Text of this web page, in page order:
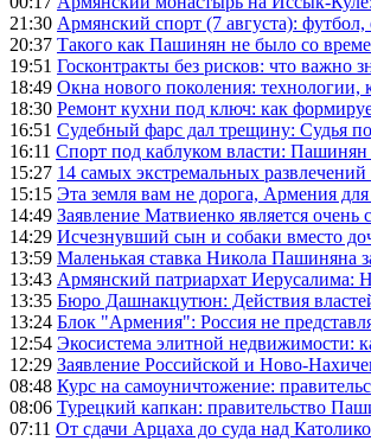
21:30 Армянский спорт (7 августа):
20:37 Такого как Пашинян не было со
19:51 Госконтракты без рисков: что важно
18:49 Окна нового поколения: технологии,
18:30 Ремонт кухни под ключ: как
16:51 Судебный фарс дал трещину: Судья
16:11 Спорт под каблуком власти:
15:27 14 самых экстремальных
15:15 Эта земля вам не дорога, Армения
14:49 Заявление Матвиенко является очень
14:29 Исчезнувший сын и собаки вместо
13:59 Маленькая ставка Никола Пашиняна
13:43 Армянский патриархат Иерусалима:
13:35 Бюро Дашнакцутюн: Действия
13:24 Блок "Армения": Россия не
12:54 Экосистема элитной недвижимости:
12:29 Заявление Российской и Ново-
08:48 Курс на самоуничтожение:
08:06 Турецкий капкан: правительство
07:11 От сдачи Арцаха до суда над